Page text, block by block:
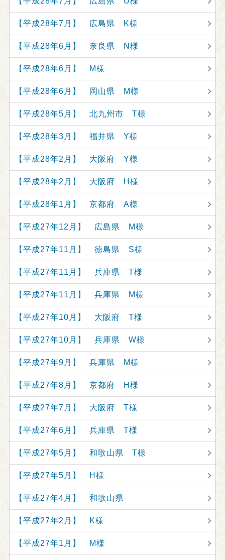
【平成28年7月】 広島県 K様
【平成28年6月】 奈良県 N様
【平成28年6月】 M様
【平成28年6月】 岡山県 M様
【平成28年5月】 北九州市 T様
【平成28年3月】 福井県 Y様
【平成28年2月】 大阪府 Y様
【平成28年2月】 大阪府 H様
【平成28年1月】 京都府 A様
【平成27年12月】 広島県 M様
【平成27年11月】 徳島県 S様
【平成27年11月】 兵庫県 T様
【平成27年11月】 兵庫県 M様
【平成27年10月】 大阪府 T様
【平成27年10月】 兵庫県 W様
【平成27年9月】 兵庫県 M様
【平成27年8月】 京都府 H様
【平成27年7月】 大阪府 T様
【平成27年6月】 兵庫県 T様
【平成27年5月】 和歌山県 T様
【平成27年5月】 H様
【平成27年4月】 和歌山県
【平成27年2月】 K様
【平成27年1月】 M様